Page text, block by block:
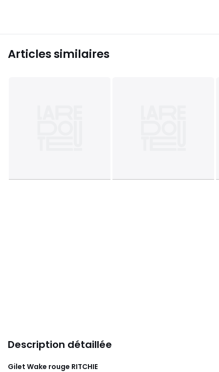
Articles similaires
Description détaillée
Gilet Wake rouge RITCHIE